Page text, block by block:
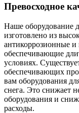
Превосходное
Наше оборудование
изготовлено из
антикоррозионные и
обеспечивающие
условиях.
обеспечивающих
вам оборудования
снега. Это снижает
оборудования и
расходы.